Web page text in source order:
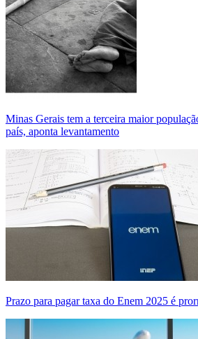
Minas Gerais tem a terceira maior
país, aponta levantamento
Prazo para pagar taxa do Enem 2025 é